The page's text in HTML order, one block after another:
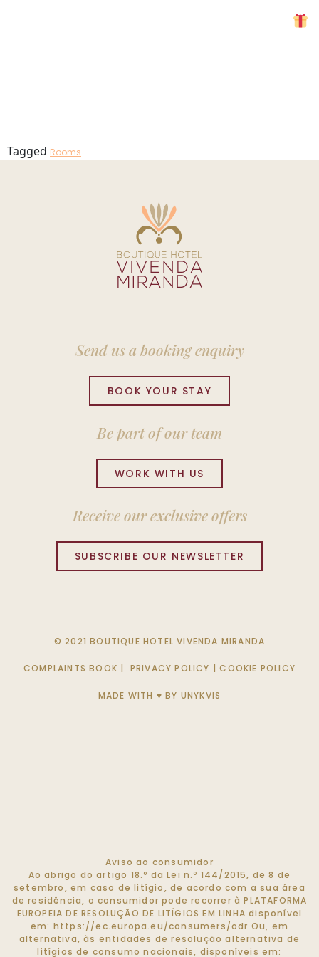
Tagged Rooms
Send us a booking enquiry
BOOK YOUR STAY
Be part of our team
WORK WITH US
Receive our exclusive offers
SUBSCRIBE OUR NEWSLETTER
© 2021 BOUTIQUE HOTEL VIVENDA MIRANDA
COMPLAINTS BOOK | PRIVACY POLICY |COOKIE POLICY
MADE WITH ♥ BY UNYKVIS
Aviso ao consumidor
Ao abrigo do artigo 18.º da Lei n.º 144/2015, de 8 de
setembro, em caso de litígio, de acordo com a sua área
de residência, o consumidor pode recorrer à PLATAFORMA
EUROPEIA DE RESOLUÇÃO DE LITÍGIOS EM LINHA disponível
em: https://ec.europa.eu/consumers/odr Ou, em
alternativa, às entidades de resolução alternativa de
litígios de consumo nacionais, disponíveis em: